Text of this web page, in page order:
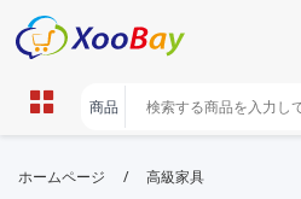
高級家具 | XOOBAY
ホームページ / 高級家具